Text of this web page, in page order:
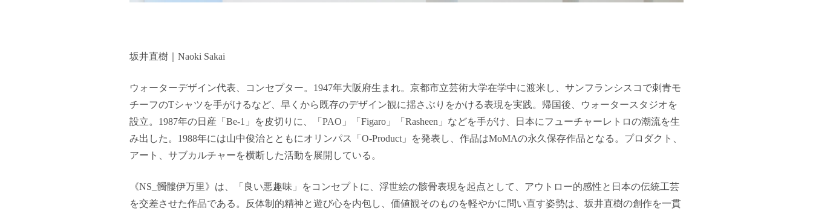
坂井直樹｜Naoki Sakai
ウォーターデザイン代表、コンセプター。1947年大阪府生まれ。京都市立芸術大学在学中に渡米し、サンフランシスコで刺青モ
チーフのTシャツを手がけるなど、早くから既存のデザイン観に揺さぶりをかける表現を実践。帰国後、ウォータースタジオを
設立。1987年の日産「Be-1」を皮切りに、「PAO」「Figaro」「Rasheen」などを手がけ、日本にフューチャーレトロの潮流を生
み出した。1988年には山中俊治とともにオリンパス「O-Product」を発表し、作品はMoMAの永久保存作品となる。プロダクト、
アート、サブカルチャーを横断した活動を展開している。
《NS_髑髏伊万里》は、「良い悪趣味」をコンセプトに、浮世絵の骸骨表現を起点として、アウトロー的感性と日本の伝統工芸
を交差させた作品である。反体制的精神と遊び心を内包し、価値観そのものを軽やかに問い直す姿勢は、坂井直樹の創作を一貫